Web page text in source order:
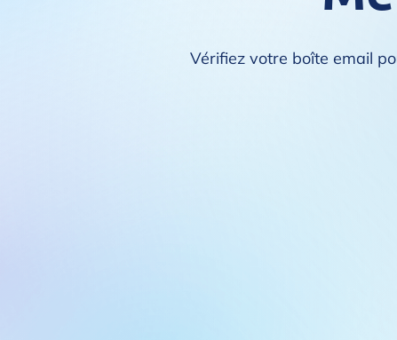
Vérifiez votre boîte email